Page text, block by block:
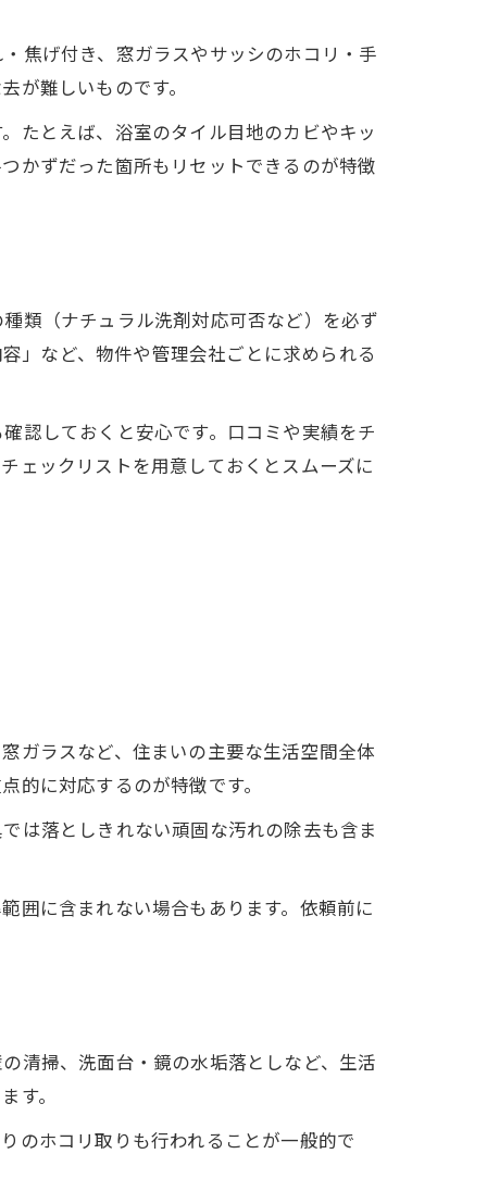
焦げ付き、窓ガラスやサッシのホコリ・手
が難しいものです。
たとえば、浴室のタイル目地のカビやキッ
かずだった箇所もリセットできるのが特徴
類（ナチュラル洗剤対応可否など）を必ず
」など、物件や管理会社ごとに求められる
認しておくと安心です。口コミや実績をチ
ェックリストを用意しておくとスムーズに
ガラスなど、住まいの主要な生活空間全体
的に対応するのが特徴です。
は落としきれない頑固な汚れの除去も含ま
囲に含まれない場合もあります。依頼前に
清掃、洗面台・鏡の水垢落としなど、生活
す。
のホコリ取りも行われることが一般的で